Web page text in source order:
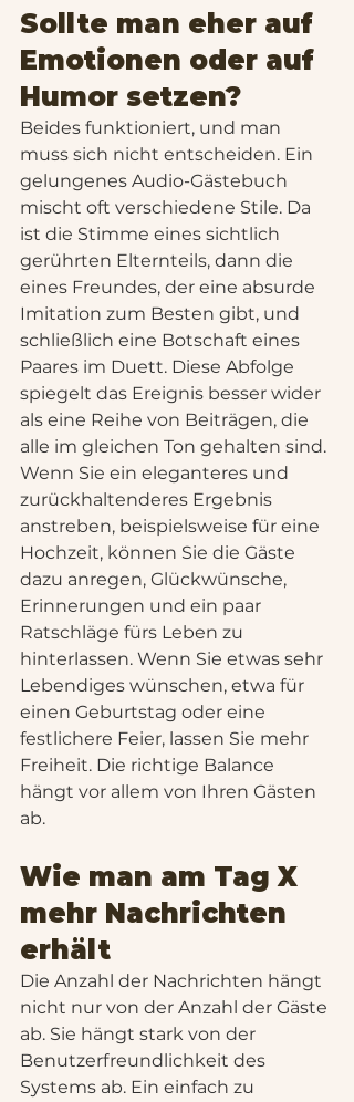
Sollte man eher auf
Emotionen oder auf
Humor setzen?
Beides funktioniert, und man
muss sich nicht entscheiden. Ein
gelungenes Audio-Gästebuch
mischt oft verschiedene Stile. Da
ist die Stimme eines sichtlich
gerührten Elternteils, dann die
eines Freundes, der eine absurde
Imitation zum Besten gibt, und
schließlich eine Botschaft eines
Paares im Duett. Diese Abfolge
spiegelt das Ereignis besser wider
als eine Reihe von Beiträgen, die
alle im gleichen Ton gehalten sind.
Wenn Sie ein eleganteres und
zurückhaltenderes Ergebnis
anstreben, beispielsweise für eine
Hochzeit, können Sie die Gäste
dazu anregen, Glückwünsche,
Erinnerungen und ein paar
Ratschläge fürs Leben zu
hinterlassen. Wenn Sie etwas sehr
Lebendiges wünschen, etwa für
einen Geburtstag oder eine
festlichere Feier, lassen Sie mehr
Freiheit. Die richtige Balance
hängt vor allem von Ihren Gästen
ab.
Wie man am Tag X
mehr Nachrichten
erhält
Die Anzahl der Nachrichten hängt
nicht nur von der Anzahl der Gäste
ab. Sie hängt stark von der
Benutzerfreundlichkeit des
Systems ab. Ein einfach zu